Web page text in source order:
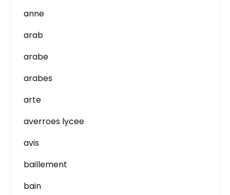
anne
arab
arabe
arabes
arte
averroes lycee
avis
baillement
bain